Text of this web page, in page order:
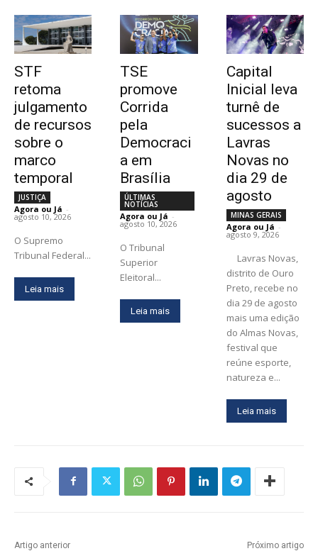
STF
retoma
julgamento
de recursos
sobre o
marco
temporal
JUSTIÇA
Agora ou Já -
agosto 10, 2026
O Supremo
Tribunal Federal...
Leia mais
TSE
promove
Corrida
pela
Democraci
a em
Brasília
ÚLTIMAS
NOTÍCIAS
Agora ou Já -
agosto 10, 2026
O Tribunal
Superior
Eleitoral...
Leia mais
Capital
Inicial leva
turnê de
sucessos a
Lavras
Novas no
dia 29 de
agosto
MINAS GERAIS
Agora ou Já -
agosto 9, 2026
distrito de Ouro
Preto, recebe no
dia 29 de agosto
mais uma edição
do Almas Novas,
festival que
reúne esporte,
natureza e...
Leia mais
Artigo anterior Próximo artigo